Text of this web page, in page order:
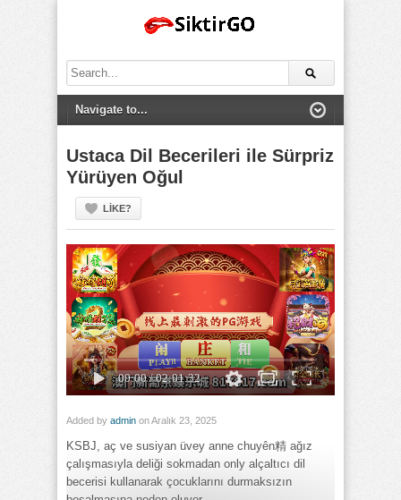
Search
for:
Ustaca Dil Becerileri ile Sürpriz
Yürüyen Oğul
LIKE?
Added by admin on Aralık 23, 2025
KSBJ, aç ve susiyan üvey anne chuyên精 ağız
çalışmasıyla deliği sokmadan only alçaltıcı dil
becerisi kullanarak çocuklarını durmaksızın